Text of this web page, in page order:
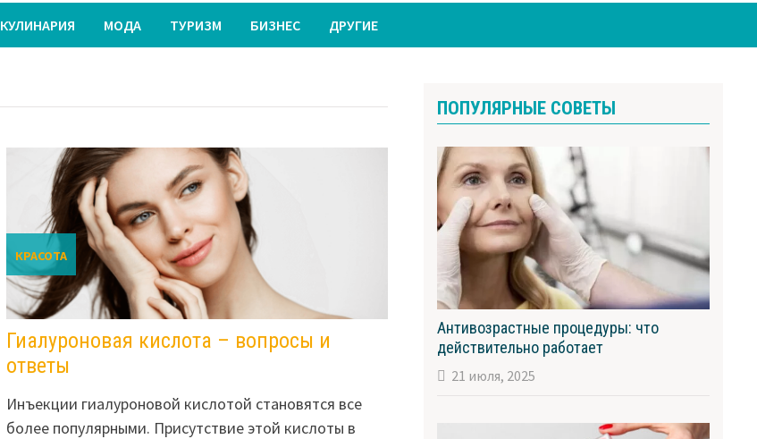
КУЛИНАРИЯ МОДА ТУРИЗМ БИЗНЕС ДРУГИЕ
КРАСОТА
Гиалуроновая кислота – вопросы и
ответы
Инъекции гиалуроновой кислотой становятся все
более популярными. Присутствие этой кислоты в
ПОПУЛЯРНЫЕ СОВЕТЫ
Антивозрастные процедуры: что
действительно работает
21 июля, 2025